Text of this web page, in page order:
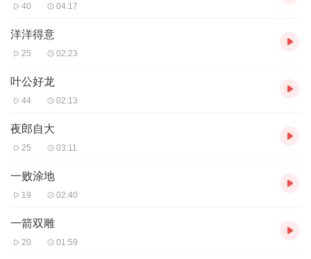
40 04:17
洋洋得意
25 02:23
叶公好龙
44 02:13
夜郎自大
25 03:11
一败涂地
19 02:40
一箭双雕
20 01:59